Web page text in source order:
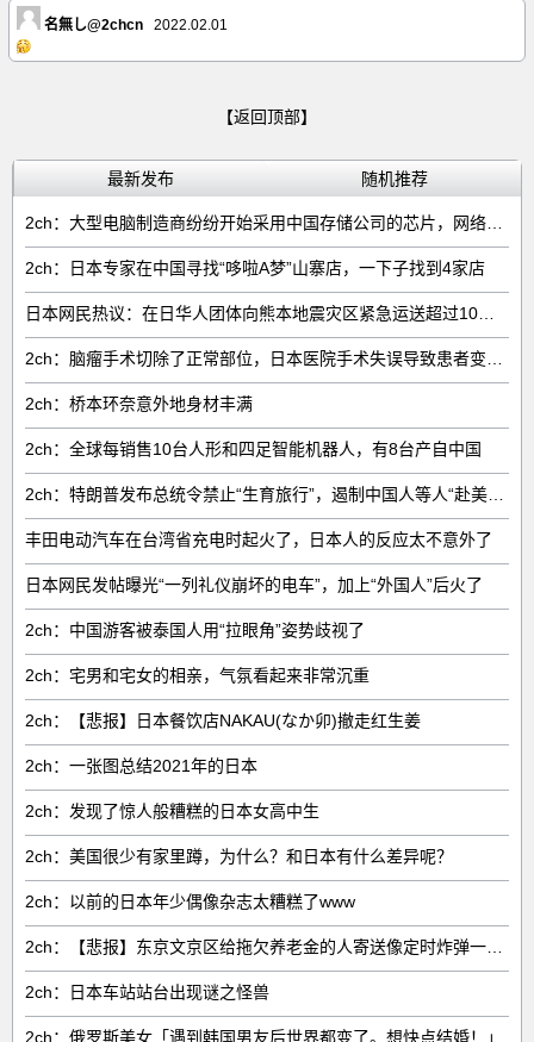
名無し@2chcn 2022.02.01
【返回顶部】
最新发布 随机推荐
2ch：日本专家在中国寻找“哆啦A梦”山寨店，一下子找到4家店
2ch：桥本环奈意外地身材丰满
2ch：全球每销售‌10台人形和四足智能机器人‌，有‌8台‌产自中国
丰田电动汽车在台湾省充电时起火了，日本人的反应太不意外了
日本网民发帖曝光“一列礼仪崩坏的电车”，加上“外国人”后火了
2ch：中国游客被泰国人用“拉眼角”姿势歧视了
2ch：宅男和宅女的相亲，气氛看起来非常沉重
2ch：【悲报】日本餐饮店NAKAU(なか卯)撤走红生姜
2ch：一张图总结2021年的日本
2ch：发现了惊人般糟糕的日本女高中生
2ch：美国很少有家里蹲，为什么？和日本有什么差异呢？
2ch：以前的日本年少偶像杂志太糟糕了www
2ch：日本车站站台出现谜之怪兽
2ch：俄罗斯美女「遇到韩国男友后世界都变了。想快点结婚！」